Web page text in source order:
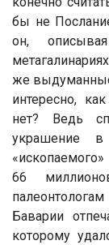
бы не
он,
же
интересно,
нет? Ведь
украшение в
66
Баварии
которому